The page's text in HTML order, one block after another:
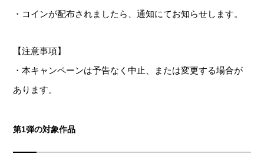
・コインが配布されましたら、通知にてお知らせします。
【注意事項】
・本キャンペーンは予告なく中止、または変更する場合が
あります。
第1弾の対象作品